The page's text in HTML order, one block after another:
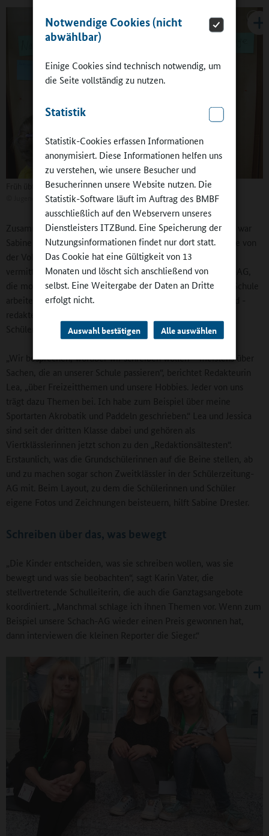
Notwendige Cookies (nicht
abwählbar)
Einige Cookies sind technisch notwendig, um
die Seite vollständig zu nutzen.
Statistik
Statistik-Cookies erfassen Informationen
anonymisiert. Diese Informationen helfen uns
zu verstehen, wie unsere Besucher und
Besucherinnen unsere Website nutzen. Die
Statistik-Software läuft im Auftrag des BMBF
ausschließlich auf den Webservern unseres
Dienstleisters ITZBund. Eine Speicherung der
Nutzungsinformationen findet nur dort statt.
Das Cookie hat eine Gültigkeit von 13
Monaten und löscht sich anschließend von
selbst. Eine Weitergabe der Daten an Dritte
erfolgt nicht.
Auswahl bestätigen Alle auswählen
Früh übt sich...
Jugendpresse
Zusammen mit den beiden Redakteurinnen Lea und Jessica war
Sabine Dresler nach Berlin gekommen in den Bundesrat. Die von
der Volkshochschule an die Grundschule „Elbtalkinder“
vermittelte Autorin und Lektorin leitet die Schülerzeitungs-AG,
die montags in einer Doppelstunde im Computerraum der Schule
arbeitet. Hier sind es rund 15 Nachwuchsredakteurinnen und -
redakteure, die zweimal im Jahr ihre 36 Seiten starke
Schülerzeitung herausbringen.
„Wir besprechen, worüber wir schreiben wollen – meistens über
Sachen, die an unserer Schule passieren“, berichtet Redakteurin
Lea, „über Freizeitthemen und unsere Hobbies. Jeder von uns
trägt dazu Themen bei. Ich habe zum Beispiel über meine
Sportarten Akrobatik und Paddeln geschrieben.“ Lea und Jessica
sind seit der dritten Klasse dabei und gehören als
Viertklässlerinnen jetzt schon zu den „Redaktionsältesten“.
Erstaunlich, was die Grundschülerinnen auf die Beine stellen, ab
und zu machen sogar schon Zweitklässler in der Schülerzeitung-
AG mit. Beim Layout, zu dem die Schülerinnen und Schüler
eigene Fotos und Zeichnungen beisteuern, hilft Sabine Dresler.
Schreiben über das, was bewegt
„Die Kinder entscheiden, was sie schreiben wollen, was sie
bewegt und was sie beobachten“, sagt Karin Vater, die
stellvertretende Schulleiterin, die auch die Ganztagsangebote
koordiniert. „Manchmal schlage ich ihnen Themen vor. Wenn zum
Beispiel unsere Schach-AG wieder einen Preis gewonnen hat,
dann interviewen die kleinen Reporter die Sieger.“